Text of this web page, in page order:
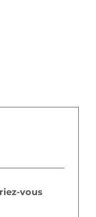
vous